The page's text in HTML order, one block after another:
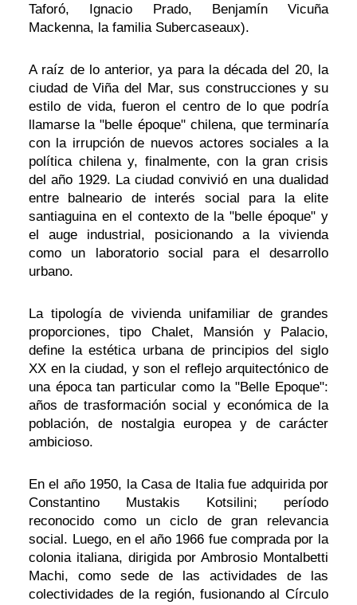
Taforó, Ignacio Prado, Benjamín Vicuña
Mackenna, la familia Subercaseaux).
A raíz de lo anterior, ya para la década del 20, la
ciudad de Viña del Mar, sus construcciones y su
estilo de vida, fueron el centro de lo que podría
llamarse la "belle époque" chilena, que terminaría
con la irrupción de nuevos actores sociales a la
política chilena y, finalmente, con la gran crisis
del año 1929. La ciudad convivió en una dualidad
entre balneario de interés social para la elite
santiaguina en el contexto de la "belle époque" y
el auge industrial, posicionando a la vivienda
como un laboratorio social para el desarrollo
urbano.
La tipología de vivienda unifamiliar de grandes
proporciones, tipo Chalet, Mansión y Palacio,
define la estética urbana de principios del siglo
XX en la ciudad, y son el reflejo arquitectónico de
una época tan particular como la "Belle Epoque":
años de trasformación social y económica de la
población, de nostalgia europea y de carácter
ambicioso.
En el año 1950, la Casa de Italia fue adquirida por
Constantino Mustakis Kotsilini; período
reconocido como un ciclo de gran relevancia
social. Luego, en el año 1966 fue comprada por la
colonia italiana, dirigida por Ambrosio Montalbetti
Machi, como sede de las actividades de las
colectividades de la región, fusionando al Círculo